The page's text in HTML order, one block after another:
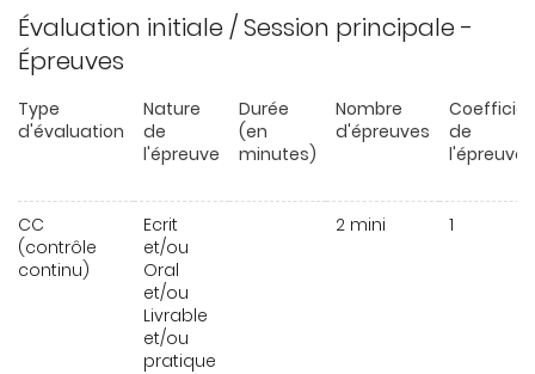
Évaluation initiale / Session principale -
Épreuves
Type
d'évaluation
Nature
de
l'épreuve
Durée
(en
minutes)
Nombre
d'épreuves
de
l'épreuve
CC
(contrôle
continu)
Ecrit
et/ou
Oral
et/ou
Livrable
et/ou
pratique
2 mini 1